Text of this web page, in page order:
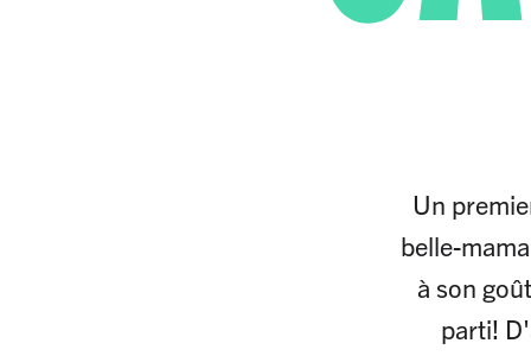
Un
belle-
à son
parti!